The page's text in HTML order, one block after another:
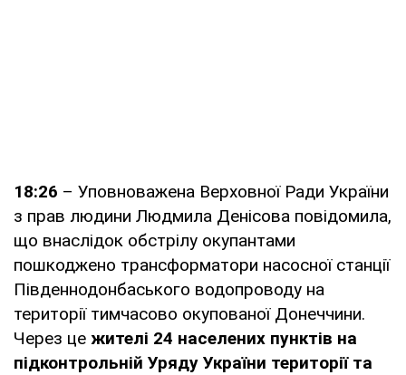
18:26 – Уповноважена Верховної Ради України
з прав людини Людмила Денісова повідомила,
що внаслідок обстрілу окупантами
пошкоджено трансформатори насосної станції
Південнодонбаського водопроводу на
території тимчасово окупованої Донеччини.
Через це жителі 24 населених пунктів на
підконтрольній Уряду України території та